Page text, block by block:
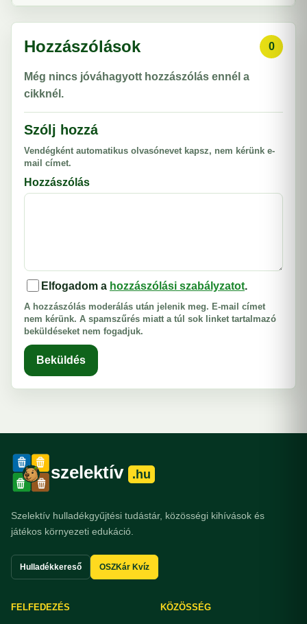
Hozzászólások 0
Még nincs jóváhagyott hozzászólás ennél a
cikknél.
Szólj hozzá
Vendégként automatikus olvasónevet kapsz, nem kérünk e-
mail címet.
Hozzászólás
Elfogadom a hozzászólási szabályzatot.
A hozzászólás moderálás után jelenik meg. E-mail címet
nem kérünk. A spamszűrés miatt a túl sok linket tartalmazó
beküldéseket nem fogadjuk.
Beküldés
szelektív .hu
Szelektív hulladékgyűjtési tudástár, közösségi kihívások és
játékos környezeti edukáció.
Hulladékkereső OSZKár Kvíz
FELFEDEZÉS KÖZÖSSÉG